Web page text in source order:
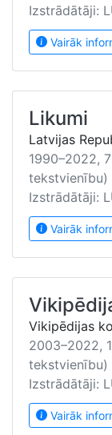
Izstrādātāji:
Vairāk
Likumi
Latvijas
1990–2022,
tekstvienību)
Izstrādātāji:
Vairāk
Vikipēdijas
2003–2022,
tekstvienību)
Izstrādātāji:
Vairāk